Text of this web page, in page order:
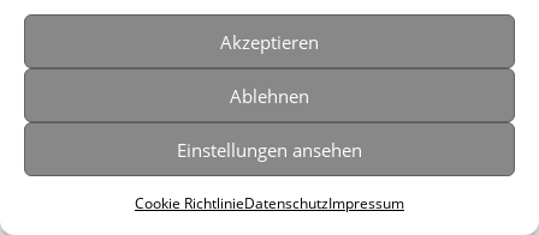
Akzeptieren
Ablehnen
Einstellungen ansehen
Cookie RichtlinieDatenschutzImpressum
dem Facebook-Server hergestellt. Facebook erhält
dadurch die Information, dass Sie mit Ihrer IP-
Adresse diese Website besucht haben. Wenn Sie den
Facebook „Like-Button“ anklicken, während Sie in
Ihrem Facebook-Account eingeloggt sind, können Sie
die Inhalte dieser Website auf Ihrem Facebook-Profil
dieser Website Ihrem Benutzerkonto zuordnen. Wir